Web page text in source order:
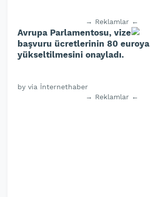
→ Reklamlar ←
Avrupa Parlamentosu, vize
başvuru ücretlerinin 80 euroya
yükseltilmesini onayladı.
by via İnternethaber
→ Reklamlar ←